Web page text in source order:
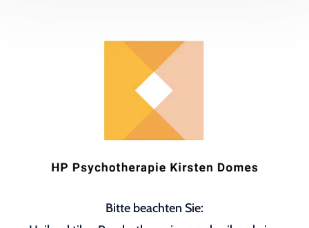
Bitte beachten Sie: